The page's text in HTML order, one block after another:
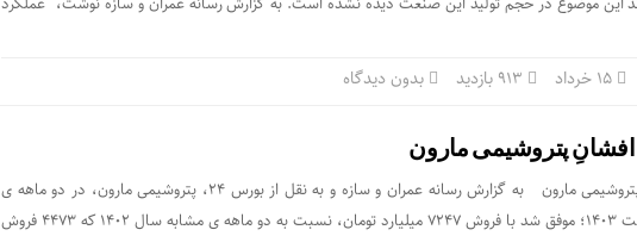
بدون دیدگاه
افشانِ پتروشیمی مارون
نوبهارِ گُل افشانِ پتروشیمی مارون به گزارش رسانه عمران و سازه و به نقل از بورس ۲۴، پتروشیمی مارون، در دو ماهه ی
فروردین و اردیبهشت ۱۴۰۳؛ موفق شد با فروش ۷۲۴۷ میلیارد تومان، نسبت به دو ماهه ی مشابه سال ۱۴۰۲ که ۴۴۷۳ فروش